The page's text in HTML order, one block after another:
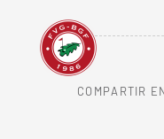
COMPARTIR